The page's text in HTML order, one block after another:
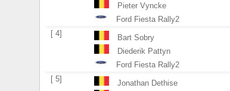
Pieter Vyncke
Ford Fiesta Rally2
[ 4]
Bart Sobry
Diederik Pattyn
Ford Fiesta Rally2
[ 5]
Jonathan Dethise